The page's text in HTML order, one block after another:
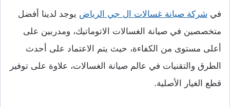
في شركة صيانة غسالات ال جي الرياض يوجد لدينا أفضل
متخصصين في صيانة الغسالات الاتوماتيك، ومدربين على
أعلى مستوى من الكفاءة، حيث يتم الاعتماد على أحدث
الطرق والتقنيات في عالم صيانة الغسالات، علاوة على توفير
قطع الغيار الأصلية.